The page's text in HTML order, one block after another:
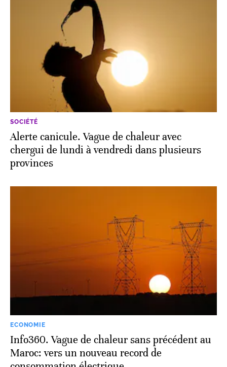
SOCIÉTÉ
Alerte canicule. Vague de chaleur avec
chergui de lundi à vendredi dans plusieurs
provinces
ECONOMIE
Info360. Vague de chaleur sans précédent au
Maroc: vers un nouveau record de